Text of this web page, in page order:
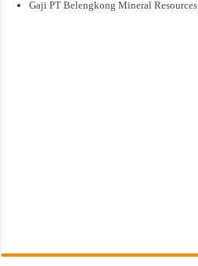
Gaji PT Belengkong Mineral Resources